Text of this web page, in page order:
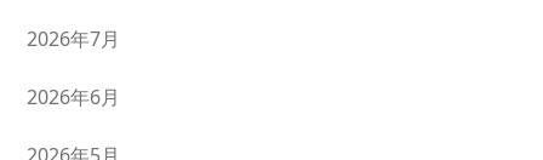
2026年7月
2026年6月